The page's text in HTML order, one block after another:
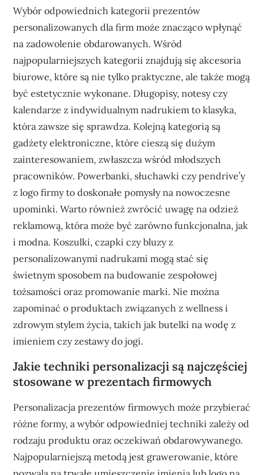
Wybór odpowiednich kategorii prezentów
personalizowanych dla firm może znacząco wpłynąć
na zadowolenie obdarowanych. Wśród
najpopularniejszych kategorii znajdują się akcesoria
biurowe, które są nie tylko praktyczne, ale także mogą
być estetycznie wykonane. Długopisy, notesy czy
kalendarze z indywidualnym nadrukiem to klasyka,
która zawsze się sprawdza. Kolejną kategorią są
gadżety elektroniczne, które cieszą się dużym
zainteresowaniem, zwłaszcza wśród młodszych
pracowników. Powerbanki, słuchawki czy pendrive’y
z logo firmy to doskonałe pomysły na nowoczesne
upominki. Warto również zwrócić uwagę na odzież
reklamową, która może być zarówno funkcjonalna, jak
i modna. Koszulki, czapki czy bluzy z
personalizowanymi nadrukami mogą stać się
świetnym sposobem na budowanie zespołowej
tożsamości oraz promowanie marki. Nie można
zapominać o produktach związanych z wellness i
zdrowym stylem życia, takich jak butelki na wodę z
imieniem czy zestawy do jogi.
Jakie techniki personalizacji są najczęściej
stosowane w prezentach firmowych
Personalizacja prezentów firmowych może przybierać
różne formy, a wybór odpowiedniej techniki zależy od
rodzaju produktu oraz oczekiwań obdarowywanego.
Najpopularniejszą metodą jest grawerowanie, które